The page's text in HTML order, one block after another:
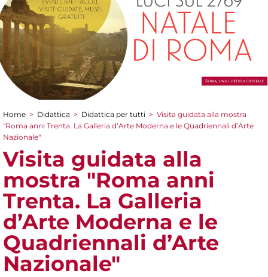
Tu sei qui
Home > Didattica > Didattica per tutti > Visita guidata alla mostra
"Roma anni Trenta. La Galleria d’Arte Moderna e le Quadriennali d’Arte
Nazionale"
Visita guidata alla
mostra "Roma anni
Trenta. La Galleria
d’Arte Moderna e le
Quadriennali d’Arte
Nazionale"